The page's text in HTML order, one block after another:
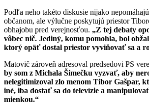
Podľa neho takéto diskusie nijako
občanom, ale výlučne poskytujú priestor
obhajobu pred verejnosťou. „Z tej debaty
vôbec nič. Jediný, komu pomohla, bol
ktorý opäť dostal priestor vyviňovať sa a
Matovič zároveň adresoval predsedovi PS
by som z Michala Šimečku vyzvať, aby
nelegitimizoval zlo menom Tibor Gašpar,
iné, iba dostať sa do televízie a
mienkou.“